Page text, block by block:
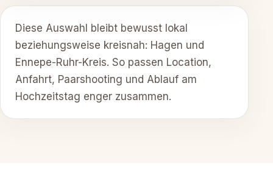
Diese Auswahl bleibt bewusst lokal
beziehungsweise kreisnah: Hagen und
Ennepe-Ruhr-Kreis. So passen Location,
Anfahrt, Paarshooting und Ablauf am
Hochzeitstag enger zusammen.